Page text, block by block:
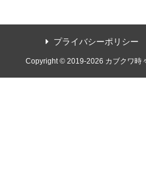
プライバシーポリシー
Copyright © 2019-2026 カブクワ時